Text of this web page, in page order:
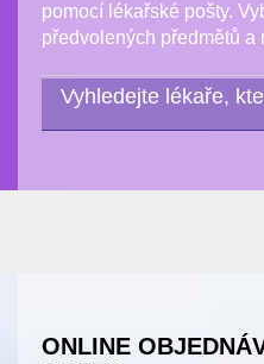
pomocí lékařské pošty.
předvolených předmětů a
ONLINE